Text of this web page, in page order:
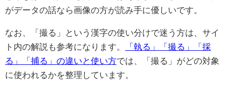
がデータの話なら画像の方が読み手に優しいです。
なお、「撮る」という漢字の使い分けで迷う方は、サイ
ト内の解説も参考になります。
「執る」「撮る」「採
る」「捕る」の違いと使い方では、「撮る」がどの対象
に使われるかを整理しています。